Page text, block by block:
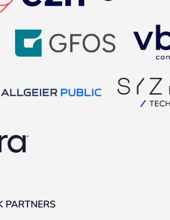
PARTNERS